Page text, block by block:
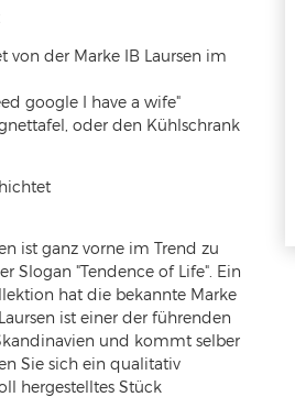
von der Marke IB Laursen im
google I have a wife"
oder den Kühlschrank
ist ganz vorne im Trend zu
Slogan "Tendence of Life". Ein
hat die bekannte Marke
ist einer der führenden
und kommt selber
Sie sich ein qualitativ
hergestelltes Stück